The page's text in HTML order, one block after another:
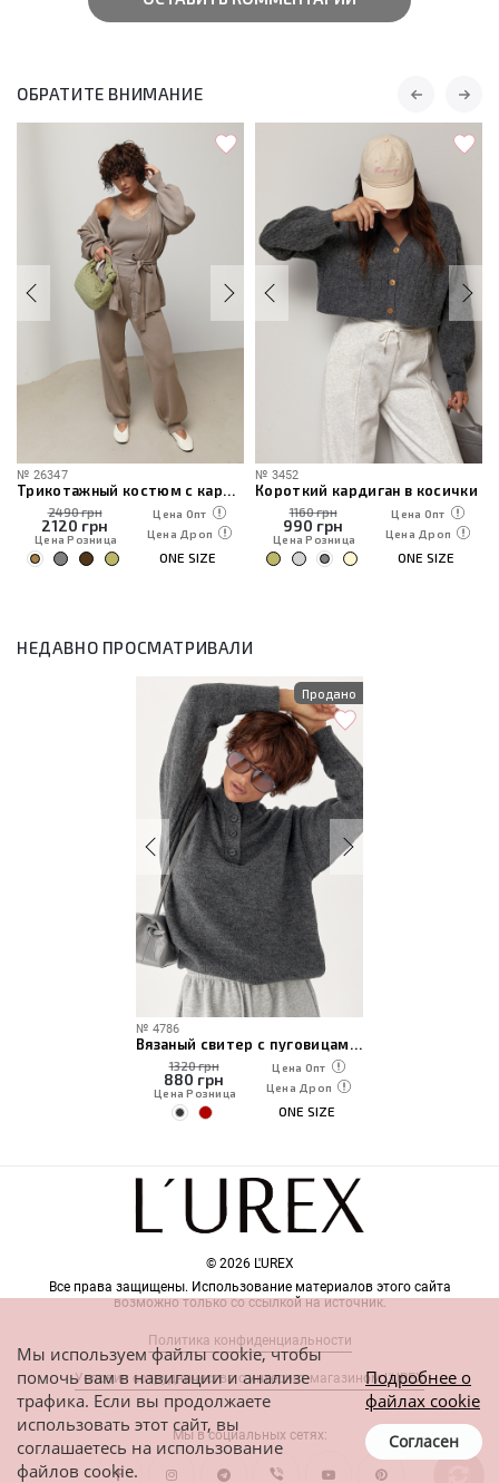
ОБРАТИТЕ ВНИМАНИЕ
№ 26347
Трикотажный костюм с кардиганом, топом и брюками
2490 грн
2120 грн
Цена Розница
Цена Опт
Цена Дроп
ONE SIZE
№ 3452
Короткий кардиган в косички
1160 грн
990 грн
Цена Розница
Цена Опт
Цена Дроп
ONE SIZE
НЕДАВНО ПРОСМАТРИВАЛИ
Продано
№ 4786
Вязаный свитер с пуговицами на горловине
1320 грн
880 грн
Цена Розница
Цена Опт
Цена Дроп
ONE SIZE
© 2026 L'UREX
Все права защищены. Использование материалов этого сайта
возможно только со ссылкой на источник.
Политика конфиденциальности
Условия сотрудничества с интернет-магазином L'UREX
Мы в социальных сетях:
Мы используем файлы cookie, чтобы
помочь вам в навигации и анализе
трафика. Если вы продолжаете
использовать этот сайт, вы
соглашаетесь на использование
файлов cookie.
Подробнее о
файлах cookie
Согласен